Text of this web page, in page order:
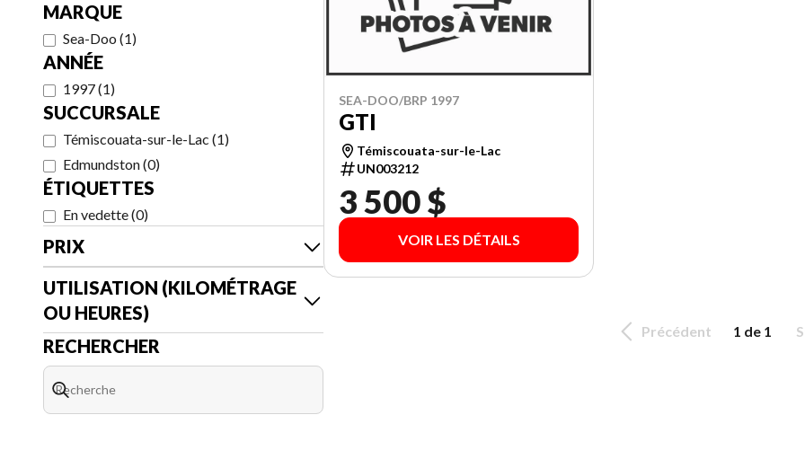
MARQUE
Sea-Doo (1)
ANNÉE
1997(1)
SUCCURSALE
Témiscouata-sur-le-Lac (1)
Edmundston(0)
ÉTIQUETTES
En vedette(0)
PRIX
UTILISATION (KILOMÉTRAGE
OU HEURES)
RECHERCHER
SEA-DOO/BRP 1997
GTI
Témiscouata-sur-le-Lac
UN003212
3 500 $
VOIR LES DÉTAILS
Précédent 1 de 1